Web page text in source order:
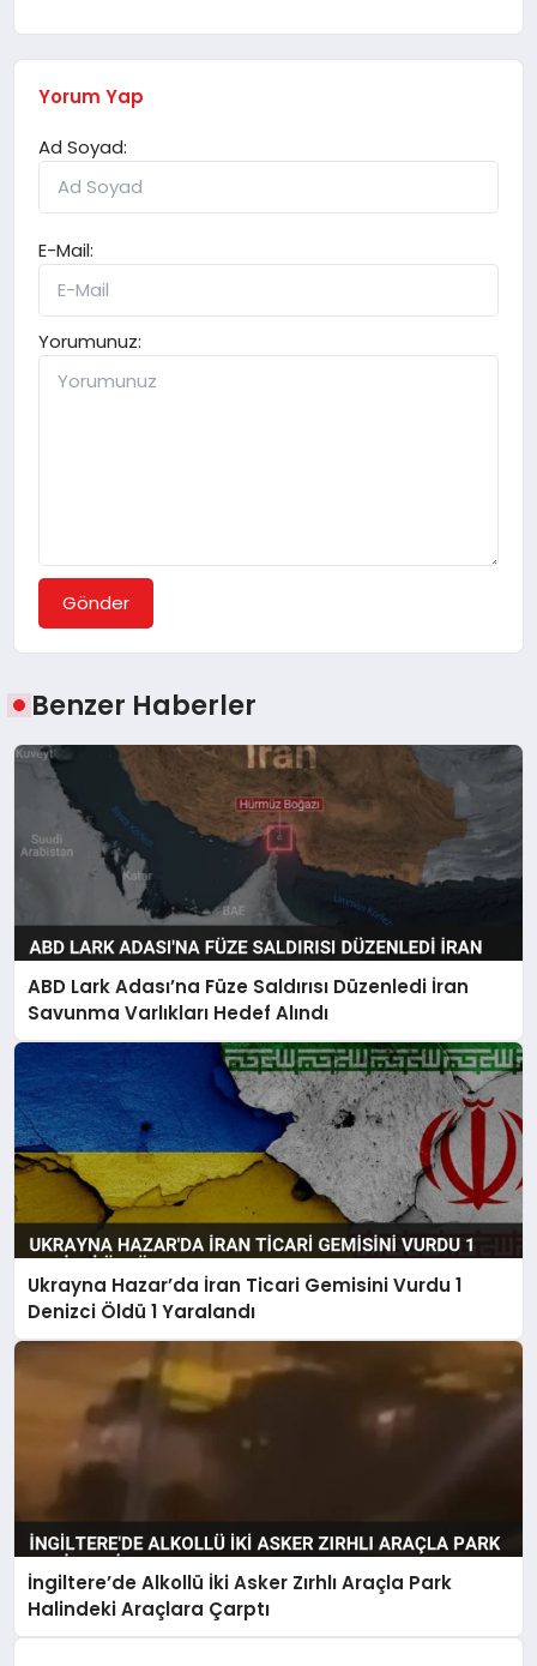
Yorum Yap
Ad Soyad:
E-Mail:
Yorumunuz:
Gönder
Benzer Haberler
ABD Lark Adası’na Füze Saldırısı Düzenledi İran
Savunma Varlıkları Hedef Alındı
Ukrayna Hazar’da İran Ticari Gemisini Vurdu 1
Denizci Öldü 1 Yaralandı
İngiltere’de Alkollü İki Asker Zırhlı Araçla Park
Halindeki Araçlara Çarptı